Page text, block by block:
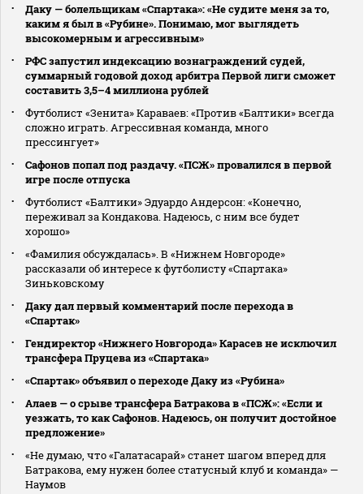
Даку — болельщикам «Спартака»: «Не судите меня за то,
каким я был в «Рубине». Понимаю, мог выглядеть
высокомерным и агрессивным»
РФС запустил индексацию вознаграждений судей,
суммарный годовой доход арбитра Первой лиги сможет
составить 3,5–4 миллиона рублей
Футболист «Зенита» Караваев: «Против «Балтики» всегда
сложно играть. Агрессивная команда, много
прессингует»
Сафонов попал под раздачу. «ПСЖ» провалился в первой
игре после отпуска
Футболист «Балтики» Эдуардо Андерсон: «Конечно,
переживал за Кондакова. Надеюсь, с ним все будет
хорошо»
«Фамилия обсуждалась». В «Нижнем Новгороде»
рассказали об интересе к футболисту «Спартака»
Зиньковскому
Даку дал первый комментарий после перехода в
«Спартак»
Гендиректор «Нижнего Новгорода» Карасев не исключил
трансфера Пруцева из «Спартака»
«Спартак» объявил о переходе Даку из «Рубина»
Алаев — о срыве трансфера Батракова в «ПСЖ»: «Если и
уезжать, то как Сафонов. Надеюсь, он получит достойное
предложение»
«Не думаю, что «Галатасарай» станет шагом вперед для
Батракова, ему нужен более статусный клуб и команда» —
Наумов